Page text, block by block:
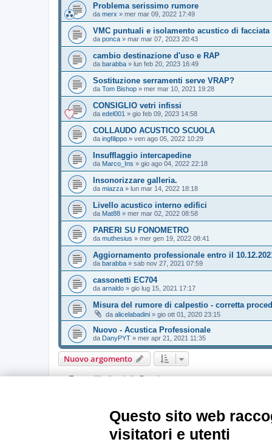
Problema serissimo rumore
da merx » mer mar 09, 2022 17:49
VMC puntuali e isolamento acustico di facciata
da ponca » mar mar 07, 2023 20:43
cambio destinazione d'uso e RAP
da barabba » lun feb 20, 2023 16:49
Sostituzione serramenti serve VRAP?
da Tom Bishop » mer mar 10, 2021 19:28
CONSIGLIO vetri infissi
da edel001 » gio feb 09, 2023 14:58
COLLAUDO ACUSTICO SCUOLA
da ingfilippo » ven ago 05, 2022 10:29
Insufflaggio intercapedine
da Marco_Ins » gio ago 04, 2022 22:18
Insonorizzare galleria.
da miazza » lun mar 14, 2022 18:18
Livello acustico interno edifici
da Mat88 » mer mar 02, 2022 08:58
PARERI SU FONOMETRO
da muthesius » mer gen 19, 2022 08:41
Aggiornamento professionale entro il
da barabba » sab nov 27, 2021 07:59
cassonetti EC704
da arnaldo » gio lug 15, 2021 17:17
Misura del rumore di calpestio - corretta
da alicelabadini » gio ott 01, 2020 23:15
Nuovo - Acustica Professionale
da DanyPYT » mer apr 21, 2021 11:35
Nuovo argomento
Torna all’Indice della Board
aprire nuovi argomenti
rispondere negli argomenti
modificare i tuoi messaggi
Questo sito web
visitatori e utenti